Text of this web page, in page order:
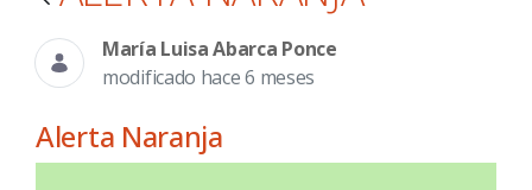
María Luisa Abarca Ponce
modificado hace 6 meses
Alerta Naranja